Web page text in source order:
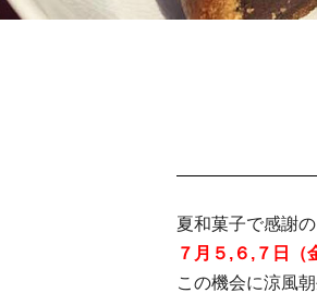
夏和菓子で感謝の
７月５,６,７日（
この機会に涼風